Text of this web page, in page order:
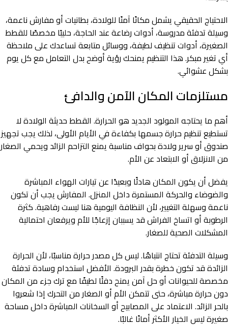
الاحتياج الحقيقي يشمل مكانًا آمنًا للولادة، بطانيات أو مفارش ناعمة،
وسيلة تدفئة مدروسة، أدوات رضاعة عند الحاجة، حليبًا مخصصًا للقطط
الصغيرة، أدوات تنظيف لطيفة، ووسائل متابعة تساعدك على ملاحظة
أي تغير مبكر. هذا التنظيم يمنحك رؤية أوضح بدل التعامل مع كل يوم
بشكل عشوائي.
مستلزمات المكان الآمن والدافئ
أهم ما يحتاجه المولود الجديد هو الحرارة. القطط حديثة الولادة لا
تستطيع تنظيم حرارة جسمها بكفاءة في الأيام الأولى، لذلك يجب تجهيز
صندوق أو سرير ولادة بحواف مناسبة يمنع التزاحم الزائد ويحمي الصغار
من الانزلاق أو الابتعاد عن الأم.
يفضل أن يكون المكان هادئًا وبعيدًا عن تيارات الهواء المباشرة
والضوضاء والحركة المستمرة داخل المنزل. المفارش يجب أن تكون
ناعمة وسهلة التغيير، لأن النظافة اليومية هنا ليست رفاهية. كثرة
الرطوبة أو اتساخ الفراش قد يسببان إزعاجًا للأم ويرفعان احتمالية
المشكلات الصحية للصغار.
وسيلة التدفئة تحتاج انتباهًا. ليس كل مصدر حرارة مناسبًا، لأن الحرارة
الزائدة قد تكون خطرة بقدر البرودة. الأفضل استخدام وسادة تدفئة
مخصصة للحيوانات أو حل آمن يمنح دفئًا لطيفًا مع ترك جزء من المكان
دون حرارة مباشرة، حتى تتمكن الأم أو الصغار من التحرك إذا شعروا
بالحر الزائد. الاعتماد على المصابيح أو السخانات المباشرة داخل مساحة
صغيرة ليس الخيار الأكثر أمانًا غالبًا.